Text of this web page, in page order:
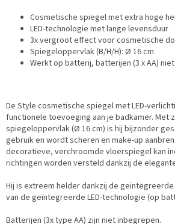
Cosmetische spiegel met extra hoge
LED-technologie met lange levensduur
3x vergroot effect voor cosmetische
Spiegeloppervlak (B/H/H): Ø 16 cm
Werkt op batterij, batterijen (3 x AA)
De Style cosmetische spiegel met LED-
functionele toevoeging aan je badkamer. Met
spiegeloppervlak (Ø 16 cm) is hij bijzonder
gebruik en wordt scheren en make-up
decoratieve, verchroomde vloerspiegel kan
richtingen worden versteld dankzij de
Hij is extreem helder dankzij de geïntegreerde
van de geïntegreerde LED-technologie (op
Batterijen (3x type AA) zijn niet inbegrepen.